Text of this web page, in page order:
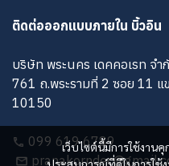
เว็บไซต์นี้มีการใช้งาน
ติดต่อออกแบบภายใน บิ้วอิน
บริษัท พระนคร เดคคอเรท จำ
761 ถ.พระรามที่ 2 ซอย 11 แ
10150
099 619 6789